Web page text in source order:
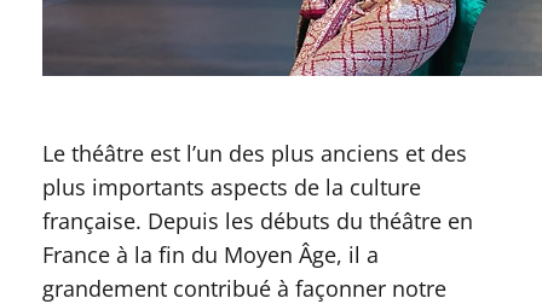
Le théâtre est l’un des plus anciens et des
plus importants aspects de la culture
française. Depuis les débuts du théâtre en
France à la fin du Moyen Âge, il a
grandement contribué à façonner notre